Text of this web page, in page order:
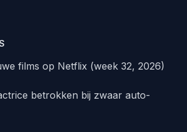
films op Netflix (week 32, 2026)
betrokken bij zwaar auto-